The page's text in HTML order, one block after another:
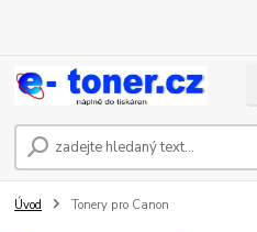
Úvod Tonery pro Canon